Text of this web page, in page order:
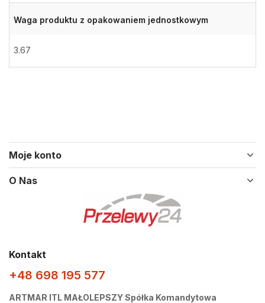
Waga produktu z opakowaniem jednostkowym
3.67
Moje konto
O Nas
Kontakt
+48 698 195 577
ARTMAR ITL MAŁOLEPSZY Spółka Komandytowa